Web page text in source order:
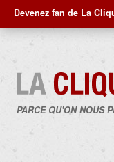
Devenez fan de La
PARCE QU'ON NOUS